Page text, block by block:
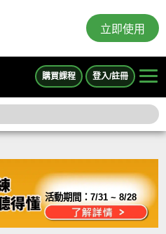
立即使用
購買課程 登入/註冊
活動期間：7/31 ~ 8/28